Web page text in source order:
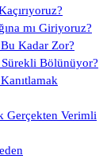
mı Giriyoruz?
Kadar Zor?
Sürekli Bölünüyor?
Gerçekten Verimli